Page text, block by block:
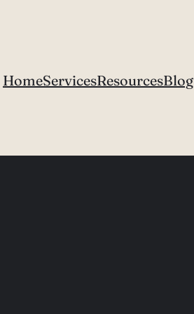
HomeServicesResourcesBlog